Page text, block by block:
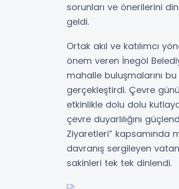
sorunları ve önerilerini
geldi.
Ortak akıl ve katılımcı
önem veren İnegöl
mahalle buluşmalarını
gerçekleştirdi. Çevre
etkinlikle dolu dolu
çevre duyarlılığını
Ziyaretleri” kapsamında
davranış sergileyen
sakinleri tek tek dinlendi.